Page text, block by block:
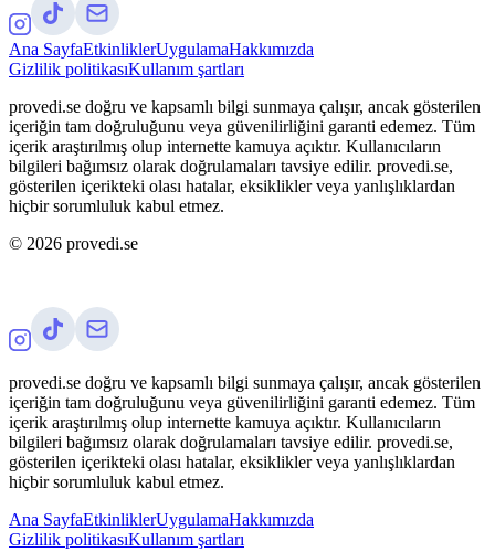
Ana SayfaEtkinliklerUygulamaHakkımızda
Gizlilik politikasıKullanım şartları
provedi.se doğru ve kapsamlı bilgi sunmaya çalışır, ancak gösterilen
içeriğin tam doğruluğunu veya güvenilirliğini garanti edemez. Tüm
içerik araştırılmış olup internette kamuya açıktır. Kullanıcıların
bilgileri bağımsız olarak doğrulamaları tavsiye edilir. provedi.se,
gösterilen içerikteki olası hatalar, eksiklikler veya yanlışlıklardan
hiçbir sorumluluk kabul etmez.
© 2026 provedi.se
provedi.se doğru ve kapsamlı bilgi sunmaya çalışır, ancak gösterilen
içeriğin tam doğruluğunu veya güvenilirliğini garanti edemez. Tüm
içerik araştırılmış olup internette kamuya açıktır. Kullanıcıların
bilgileri bağımsız olarak doğrulamaları tavsiye edilir. provedi.se,
gösterilen içerikteki olası hatalar, eksiklikler veya yanlışlıklardan
hiçbir sorumluluk kabul etmez.
Ana SayfaEtkinliklerUygulamaHakkımızda
Gizlilik politikasıKullanım şartları